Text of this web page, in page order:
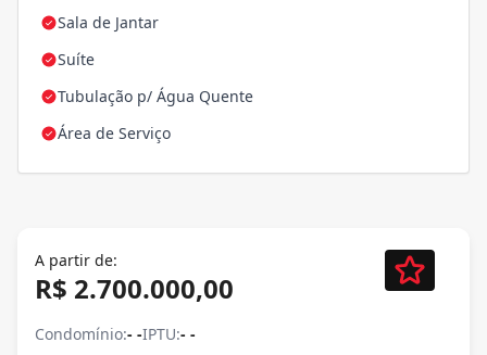
Sala de Jantar
Suíte
Tubulação p/ Água Quente
Área de Serviço
A partir de:
R$ 2.700.000,00
Condomínio:- -IPTU:- -